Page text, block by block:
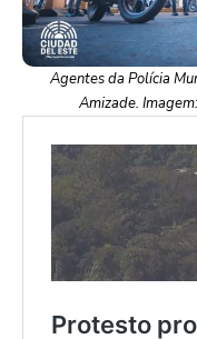
Agentes da Polícia
Amizade.